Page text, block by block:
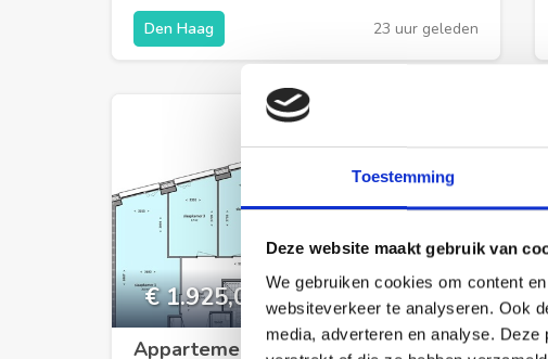
Toestemming
Deze website maakt gebruik van
We gebruiken cookies om content
websiteverkeer te analyseren. Ook
media, adverteren en analyse.
23 uur geleden
Den Haag
€ 1.925,00 per maand
Appartement Maria Stuartplein in